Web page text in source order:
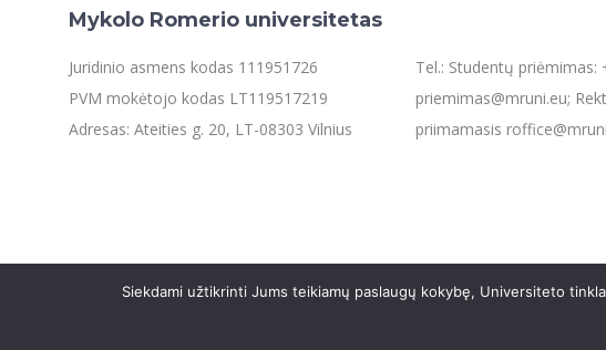
Mykolo Romerio universitetas
Juridinio asmens kodas 111951726
PVM mokėtojo kodas LT119517219
Adresas: Ateities g. 20, LT-08303 Vilnius
Tel.: Studentų priėmimas:
priemimas@mruni.eu;
priimamasis
Siekdami užtikrinti Jums teikiamų paslaugų kokybę, Universiteto